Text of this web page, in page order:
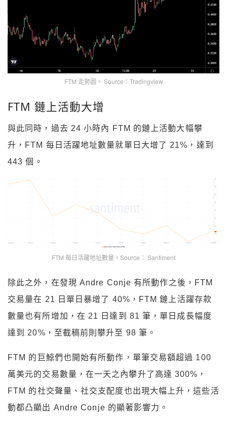
FTM 走勢圖。 Source：Tradingview
FTM 鏈上活動大增
與此同時，過去 24 小時內 FTM 的鏈上活動大幅攀
升，FTM 每日活躍地址數量就單日大增了 21%，達到
443 個。
FTM 每日活躍地址數量。Source： Santiment
除此之外，在發現 Andre Conje 有所動作之後，FTM
交易量在 21 日單日暴增了 40%，FTM 鏈上活躍存款
數量也有所增加，在 21 日達到 81 筆，單日成長幅度
達到 20%，至截稿前則攀升至 98 筆。
FTM 的巨鯨們也開始有所動作，單筆交易額超過 100
萬美元的交易數量，在一天之內攀升了高達 300%，
FTM 的社交聲量、社交支配度也出現大幅上升，這些活
動都凸顯出 Andre Conje 的顯著影響力。